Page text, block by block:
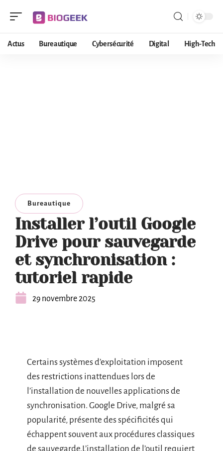
Actus Bureautique Cybersécurité Digital High-Tech
Bureautique
Installer l’outil Google
Drive pour sauvegarde
et synchronisation :
tutoriel rapide
29 novembre 2025
Certains systèmes d’exploitation imposent
des restrictions inattendues lors de
l’installation de nouvelles applications de
synchronisation. Google Drive, malgré sa
popularité, présente des spécificités qui
échappent souvent aux procédures classiques
de sauvegarde.L’installation de l’outil requiert